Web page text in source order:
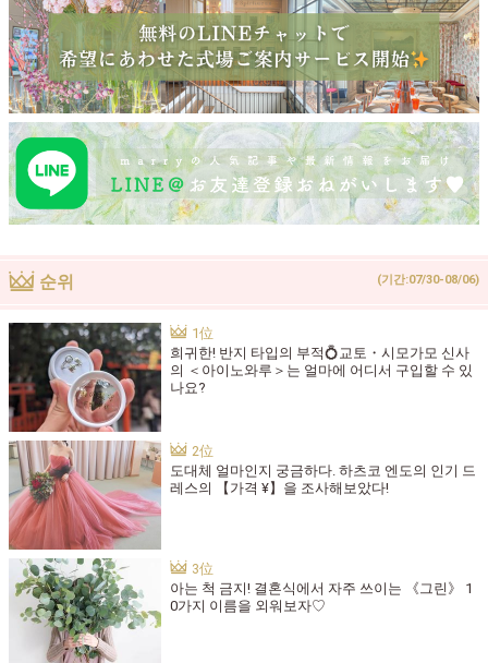
순위 (기간:07/30-08/06)
희귀한! 반지 타입의 부적💍교토・시모가모 신사
의 ＜아이노와루＞는 얼마에 어디서 구입할 수 있
나요?
도대체 얼마인지 궁금하다. 하츠코 엔도의 인기 드
레스의 【가격 ¥】을 조사해보았다!
아는 척 금지! 결혼식에서 자주 쓰이는 《그린》 1
0가지 이름을 외워보자♡